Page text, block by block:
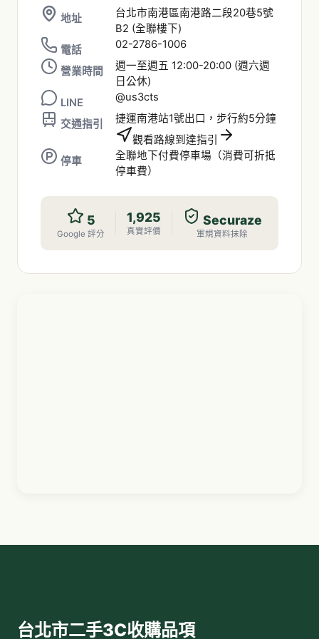
地址
台北市南港區南港路二段20巷5號
B2 (全聯樓下)
電話
02-2786-1006
營業時間
週一至週五 12:00-20:00 (週六週
日公休)
LINE
@us3cts
交通指引
捷運南港站1號出口，步行約5分鐘
觀看路線到達指引
停車
全聯地下付費停車場（消費可折抵
停車費）
5
Google 評分
1,925
真實評價
Securaze
軍規資料抹除
台北市二手3C收購品項MacBook